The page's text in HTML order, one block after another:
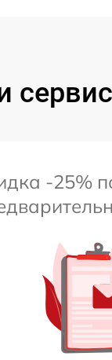
-25%